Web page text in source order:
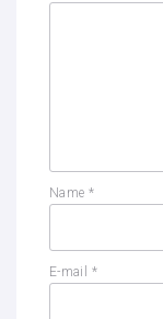
Name *
E-mail *